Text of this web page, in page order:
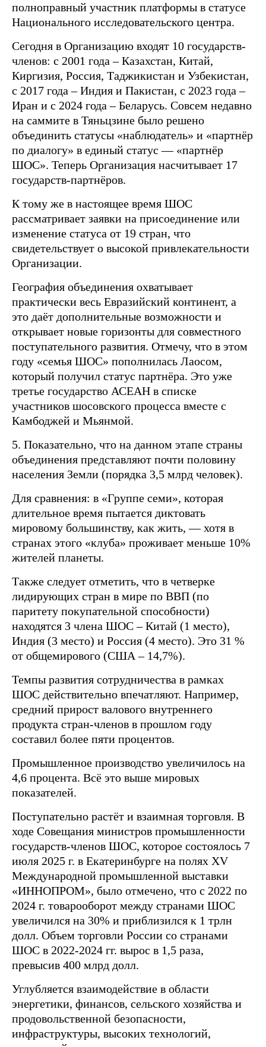
полноправный участник платформы в статусе
Национального исследовательского центра.
Сегодня в Организацию входят 10 государств-
членов: с 2001 года – Казахстан, Китай,
Киргизия, Россия, Таджикистан и Узбекистан,
с 2017 года – Индия и Пакистан, с 2023 года –
Иран и с 2024 года – Беларусь. Совсем недавно
на саммите в Тяньцзине было решено
объединить статусы «наблюдатель» и «партнёр
по диалогу» в единый статус — «партнёр
ШОС». Теперь Организация насчитывает 17
государств-партнёров.
К тому же в настоящее время ШОС
рассматривает заявки на присоединение или
изменение статуса от 19 стран, что
свидетельствует о высокой привлекательности
Организации.
География объединения охватывает
практически весь Евразийский континент, а
это даёт дополнительные возможности и
открывает новые горизонты для совместного
поступательного развития. Отмечу, что в этом
году «семья ШОС» пополнилась Лаосом,
который получил статус партнёра. Это уже
третье государство АСЕАН в списке
участников шосовского процесса вместе с
Камбоджей и Мьянмой.
5. Показательно, что на данном этапе страны
объединения представляют почти половину
населения Земли (порядка 3,5 млрд человек).
Для сравнения: в «Группе семи», которая
длительное время пытается диктовать
мировому большинству, как жить, — хотя в
странах этого «клуба» проживает меньше 10%
жителей планеты.
Также следует отметить, что в четверке
лидирующих стран в мире по ВВП (по
паритету покупательной способности)
находятся 3 члена ШОС – Китай (1 место),
Индия (3 место) и Россия (4 место). Это 31 %
от общемирового (США – 14,7%).
Темпы развития сотрудничества в рамках
ШОС действительно впечатляют. Например,
средний прирост валового внутреннего
продукта стран-членов в прошлом году
составил более пяти процентов.
Промышленное производство увеличилось на
4,6 процента. Всё это выше мировых
показателей.
Поступательно растёт и взаимная торговля. В
ходе Совещания министров промышленности
государств-членов ШОС, которое состоялось 7
июля 2025 г. в Екатеринбурге на полях XV
Международной промышленной выставки
«ИННОПРОМ», было отмечено, что с 2022 по
2024 г. товарооборот между странами ШОС
увеличился на 30% и приблизился к 1 трлн
долл. Объем торговли России со странами
ШОС в 2022-2024 гг. вырос в 1,5 раза,
превысив 400 млрд долл.
Углубляется взаимодействие в области
энергетики, финансов, сельского хозяйства и
продовольственной безопасности,
инфраструктуры, высоких технологий,